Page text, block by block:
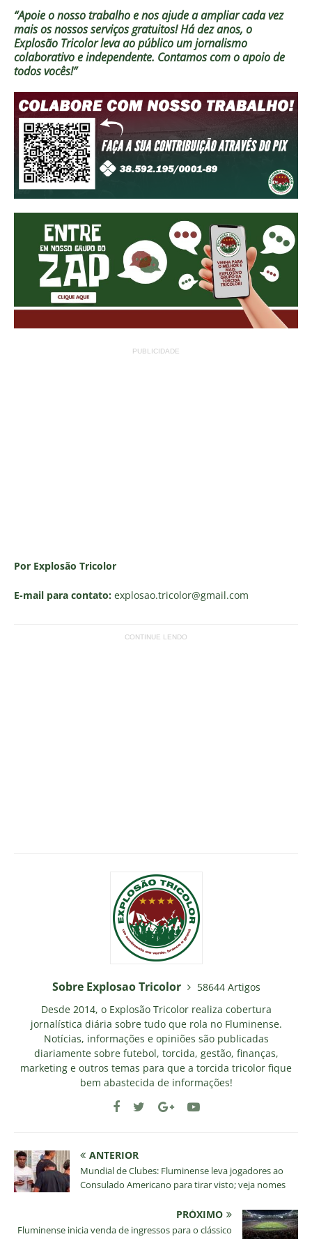
“Apoie o nosso trabalho e nos ajude a ampliar cada vez
mais os nossos serviços gratuitos!Há dez anos, o
Explosão Tricolor leva ao público um jornalismo
colaborativo e independente. Contamos com o apoio de
todos vocês!”
PUBLICIDADE
Por Explosão Tricolor
E-mail para contato: explosao.tricolor@gmail.com
CONTINUE LENDO
Sobre Explosao Tricolor
58644 Artigos
Desde 2014, o Explosão Tricolor realiza cobertura
jornalística diária sobre tudo que rola no Fluminense.
Notícias, informações e opiniões são publicadas
diariamente sobre futebol, torcida, gestão, finanças,
marketing e outros temas para que a torcida tricolor fique
bem abastecida de informações!
ANTERIOR
Mundial de Clubes: Fluminense leva jogadores ao
Consulado Americano para tirar visto; veja nomes
PRÓXIMO
Fluminense inicia venda de ingressos para o clássico